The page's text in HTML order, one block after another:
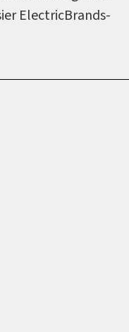
ElectricBrands-